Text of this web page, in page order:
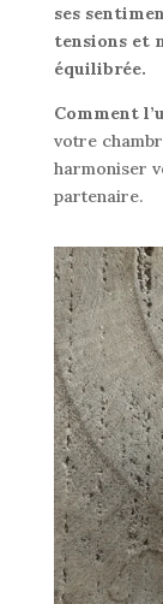
ses
tensions et
équilibrée.
Comment
votre
harmoniser
partenaire.